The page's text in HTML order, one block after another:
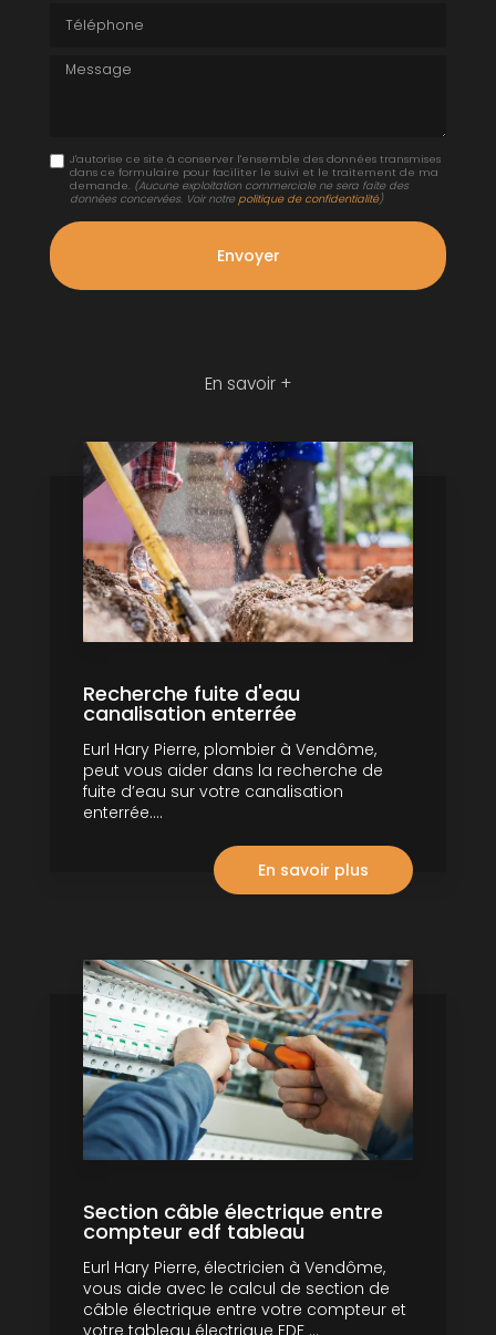
Message
J'autorise ce site à conserver l'ensemble des données transmises
dans ce formulaire pour faciliter le suivi et le traitement de ma
demande. (Aucune exploitation commerciale ne sera faite des
données concervées. Voir notre politique de confidentialité)
En savoir +
Recherche fuite d'eau
canalisation enterrée
Eurl Hary Pierre, plombier à Vendôme,
peut vous aider dans la recherche de
fuite d’eau sur votre canalisation
enterrée....
En savoir plus
Section câble électrique entre
compteur edf tableau
Eurl Hary Pierre, électricien à Vendôme,
vous aide avec le calcul de section de
câble électrique entre votre compteur et